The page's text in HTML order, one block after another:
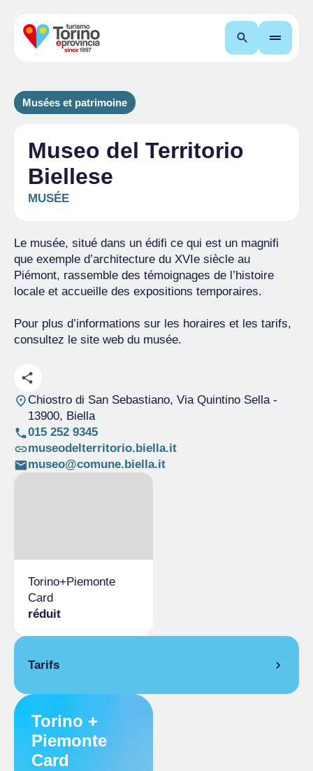
Recherche
Musées et patrimoine
Museo del Territorio
Biellese
MUSÉE
Le musée, situé dans un édifi ce qui est un magnifi
que exemple d’architecture du XVIe siècle au
Piémont, rassemble des témoignages de l’histoire
locale et accueille des expositions temporaires.
Pour plus d’informations sur les horaires et les tarifs,
consultez le site web du musée.
Chiostro di San Sebastiano, Via Quintino Sella-
13900, Biella
015 252 9345
museodelterritorio.biella.it
museo@comune.biella.it
Torino+Piemonte
Card
réduit
Tarifs
Titulaires Torino+Piemonte Card
Torino +
Piemonte
Card